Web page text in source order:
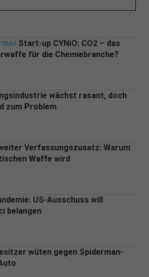
Start-up CYNiO: CO2 – das
für die Chemiebranche?
wächst rasant, doch
zum Problem
Verfassungszusatz: Warum
Waffe wird
US-Ausschuss will
belangen
wüten gegen Spiderman-